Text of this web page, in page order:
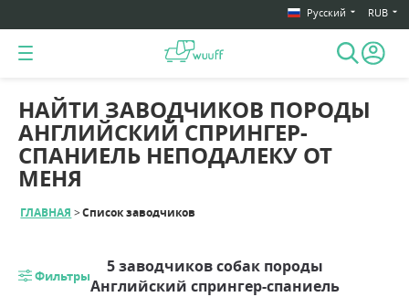
Русский RUB
ГЛАВНАЯ Список заводчиков
НАЙТИ ЗАВОДЧИКОВ ПОРОДЫ
АНГЛИЙСКИЙ СПРИНГЕР-
СПАНИЕЛЬ НЕПОДАЛЕКУ ОТ
МЕНЯ
Фильтры
5 заводчиков собак породы
Английский спрингер-спаниель